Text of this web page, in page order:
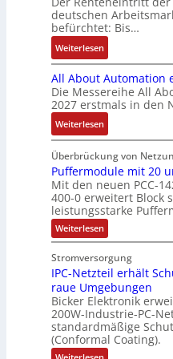
u
n
g
M
o
m
e
n
t
a
u
f
n
a
h
m
e
,
g
p
r
ä
g
t
d
u
C
N
C
-
S
y
s
t
e
m
e
f
t
s
f
h
r
e
r
u
m
V
o
r
s
a
n
d
d
e
s
Q
2
-
E
r
g
e
b
n
i
s
s
e
b
e
s
ä
t
i
g
e
n
e
b
s
-
u
n
d
M
a
r
k
e
t
i
n
g
e
i
t
e
r
b
b
r
a
u
c
h
t
S
t
r
u
k
t
u
r
deutschen
befürchtet: Bis…
Weiterlesen:
B
i
s
2
0
3
6
f
e
h
l
e
n
4
,
3
M
i
l
l
All About Automation
Die Messereihe All
2027 erstmals in den
Weiterlesen:
A
l
l
A
b
o
u
t
A
u
t
o
m
a
t
Überbrückung von
Puffermodule mit 20
Mit den neuen PCC-
400-0 erweitert Block
leistungsstarke
Weiterlesen:
P
f
f
e
r
m
o
d
u
l
Stromversorgung
IPC-Netzteil erhält
raue Umgebungen
Bicker Elektronik
200W-Industrie-PC-
standardmäßige
(Conformal Coating).
: